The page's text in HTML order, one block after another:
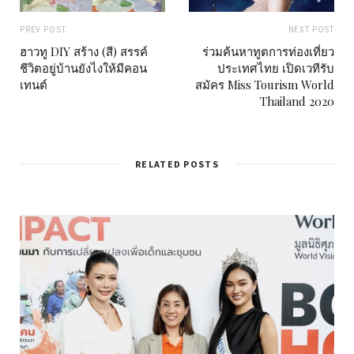
PREV POST
ฮาวทู DIY สร้าง (สี) สรรค์
ชีวิตอยู่บ้านยังไงให้มีคอน
เทนต์
NEXT POST
ร่วมค้นหาทูตการท่องเที่ยว
ประเทศไทย เปิดเวทีรับ
สมัคร Miss Tourism World
Thailand 2020
RELATED POSTS